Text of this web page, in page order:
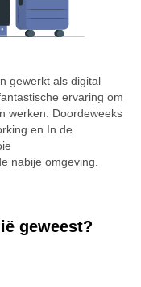
gewerkt als digital
ervaring om
werken. Doordeweeks
en In de
nabije omgeving.
geweest?